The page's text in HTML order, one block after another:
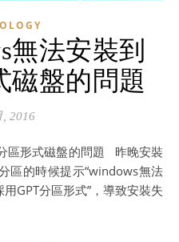
無法安裝到
磁盤的問題
2016
區的時候提示“windows無法
GPT分區形式”，導致安裝失